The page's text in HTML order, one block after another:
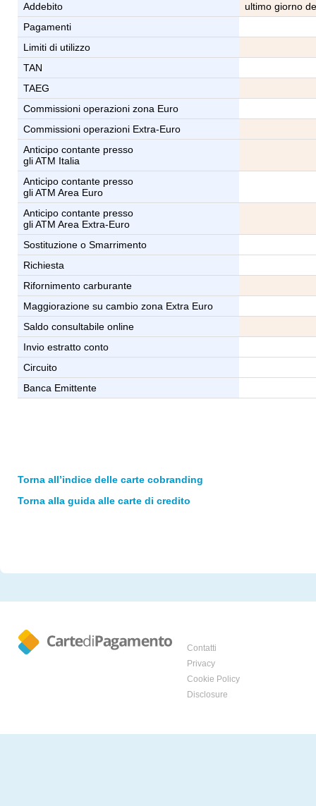
Addebito
ultimo giorno
Pagamenti
Limiti di utilizzo
TAN
TAEG
Commissioni operazioni zona Euro
Commissioni operazioni Extra-Euro
Anticipo contante presso
gli ATM Italia
Anticipo contante presso
gli ATM Area Euro
Anticipo contante presso
gli ATM Area Extra-Euro
Sostituzione o Smarrimento
Richiesta
Rifornimento carburante
Maggiorazione su cambio zona Extra Euro
Saldo consultabile online
Invio estratto conto
Circuito
Banca Emittente
Torna all’indice delle carte cobranding
Torna alla guida alle carte di credito
Contatti
Privacy
Cookie Policy
Disclosure